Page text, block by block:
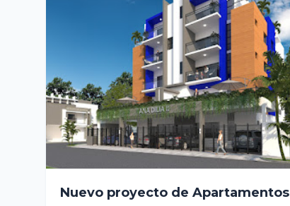
Nuevo proyecto de Apartamentos